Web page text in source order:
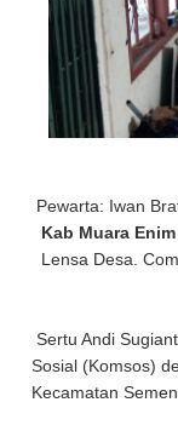
Pewarta: Iwan
Kab Muara Enim
Lensa Desa.
Sertu Andi
Sosial (Komsos)
Kecamatan